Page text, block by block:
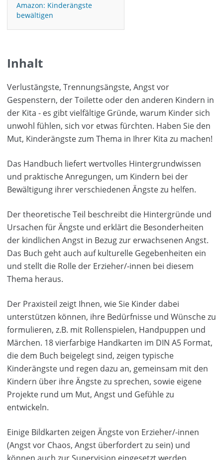
Amazon: Kinderängste
bewältigen
Inhalt
Verlustängste, Trennungsängste, Angst vor
Gespenstern, der Toilette oder den anderen Kindern in
der Kita - es gibt vielfältige Gründe, warum Kinder sich
unwohl fühlen, sich vor etwas fürchten. Haben Sie den
Mut, Kinderängste zum Thema in Ihrer Kita zu machen!
Das Handbuch liefert wertvolles Hintergrundwissen
und praktische Anregungen, um Kindern bei der
Bewältigung ihrer verschiedenen Ängste zu helfen.
Der theoretische Teil beschreibt die Hintergründe und
Ursachen für Ängste und erklärt die Besonderheiten
der kindlichen Angst in Bezug zur erwachsenen Angst.
Das Buch geht auch auf kulturelle Gegebenheiten ein
und stellt die Rolle der Erzieher/-innen bei diesem
Thema heraus.
Der Praxisteil zeigt Ihnen, wie Sie Kinder dabei
unterstützen können, ihre Bedürfnisse und Wünsche zu
formulieren, z.B. mit Rollenspielen, Handpuppen und
Märchen. 18 vierfarbige Handkarten im DIN A5 Format,
die dem Buch beigelegt sind, zeigen typische
Kinderängste und regen dazu an, gemeinsam mit den
Kindern über ihre Ängste zu sprechen, sowie eigene
Projekte rund um Mut, Angst und Gefühle zu
entwickeln.
Einige Bildkarten zeigen Ängste von Erzieher/-innen
(Angst vor Chaos, Angst überfordert zu sein) und